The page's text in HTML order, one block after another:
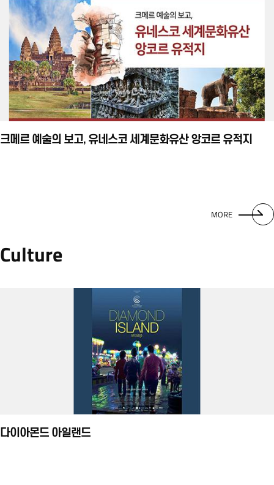
크메르 예술의 보고, 유네스코 세계문화유산 앙코르 유적지
MORE
Culture
다이아몬드 아일랜드